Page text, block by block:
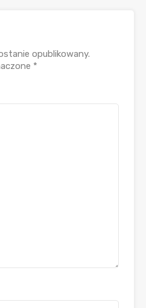
opublikowany.
*